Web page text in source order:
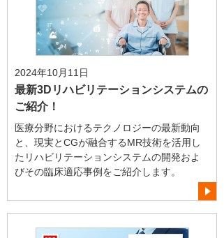
2024年10月11日
最新3Dリハビリテーションシステムの
ご紹介！
医療分野におけるテクノロジーの最新動向
と、現実とCGが融合するMR技術を活用し
たリハビリテーションシステムの開発およ
びその臨床適応事例をご紹介します。